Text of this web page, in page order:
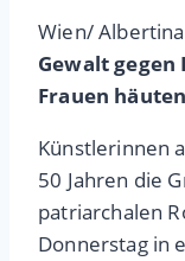
Wien/ Albertina
Gewalt
Frauen häuten
Künstlerinnen
50 Jahren die
patriarchalen
Donnerstag in